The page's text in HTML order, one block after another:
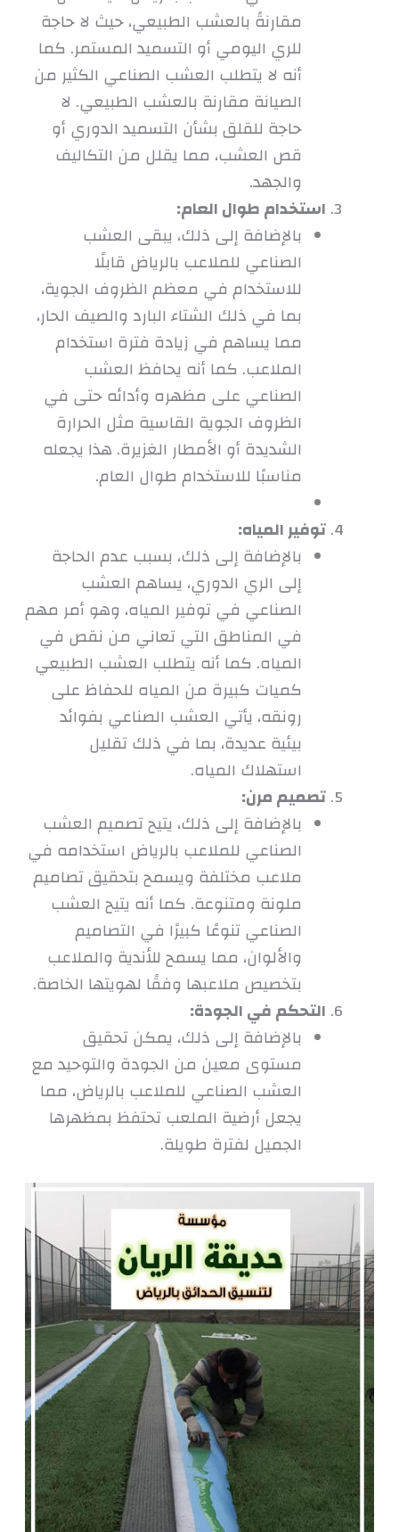
مقارنةً بالعشب الطبيعي، حيث لا حاجة
للري اليومي أو التسميد المستمر. كما
أنه لا يتطلب العشب الصناعي الكثير من
الصيانة مقارنة بالعشب الطبيعي. لا
حاجة للقلق بشأن التسميد الدوري أو
قص العشب، مما يقلل من التكاليف
والجهد.
استخدام طوال العام:
بالإضافة إلى ذلك، يبقى العشب
الصناعي للملاعب بالرياض قابلًا
للاستخدام في معظم الظروف الجوية،
بما في ذلك الشتاء البارد والصيف الحار،
مما يساهم في زيادة فترة استخدام
الملاعب. كما أنه يحافظ العشب
الصناعي على مظهره وأدائه حتى في
الظروف الجوية القاسية مثل الحرارة
الشديدة أو الأمطار الغزيرة. هذا يجعله
مناسبًا للاستخدام طوال العام.
توفير المياه:
بالإضافة إلى ذلك، بسبب عدم الحاجة
إلى الري الدوري، يساهم العشب
الصناعي في توفير المياه، وهو أمر مهم
في المناطق التي تعاني من نقص في
المياه. كما أنه يتطلب العشب الطبيعي
كميات كبيرة من المياه للحفاظ على
رونقه، يأتي العشب الصناعي بفوائد
بيئية عديدة، بما في ذلك تقليل
استهلاك المياه.
تصميم مرن:
بالإضافة إلى ذلك، يتيح تصميم العشب
الصناعي للملاعب بالرياض استخدامه في
ملاعب مختلفة ويسمح بتحقيق تصاميم
ملونة ومتنوعة. كما أنه يتيح العشب
الصناعي تنوعًا كبيرًا في التصاميم
والألوان، مما يسمح للأندية والملاعب
بتخصيص ملاعبها وفقًا لهويتها الخاصة.
التحكم في الجودة:
بالإضافة إلى ذلك، يمكن تحقيق
مستوى معين من الجودة والتوحيد مع
العشب الصناعي للملاعب بالرياض، مما
يجعل أرضية الملعب تحتفظ بمظهرها
الجميل لفترة طويلة.